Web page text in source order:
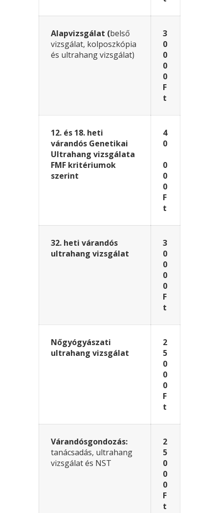
Alapvizsgálat (belső
vizsgálat, kolposzkópia
és ultrahang vizsgálat)
3
0
0
0
0
F
t
12. és 18. heti
várandós Genetikai
Ultrahang vizsgálata
FMF kritériumok
szerint
4
0
0
0
0
F
t
32. heti várandós
ultrahang vizsgálat
3
0
0
0
0
F
t
Nőgyógyászati
ultrahang vizsgálat
2
5
0
0
0
F
t
Várandósgondozás:
tanácsadás, ultrahang
vizsgálat és NST
2
5
0
0
0
F
t